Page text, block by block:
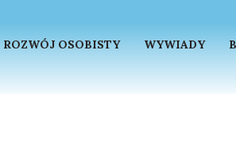
ROZWÓJ OSOBISTY WYWIADY